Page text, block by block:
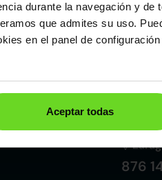
durante la navegación y de
que admites su uso.
en el panel de
Aceptar todas
5
919
Cómo
Lunes
876